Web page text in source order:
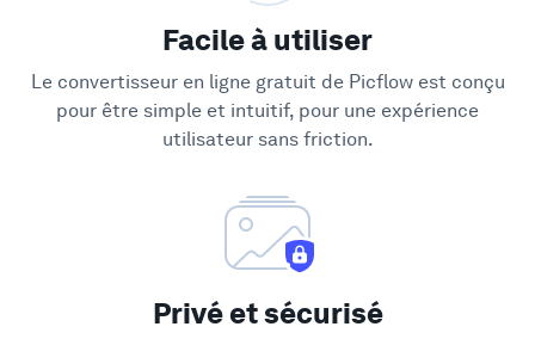
Facile à utiliser
Le convertisseur en ligne gratuit de Picflow est conçu
pour être simple et intuitif, pour une expérience
utilisateur sans friction.
Privé et sécurisé